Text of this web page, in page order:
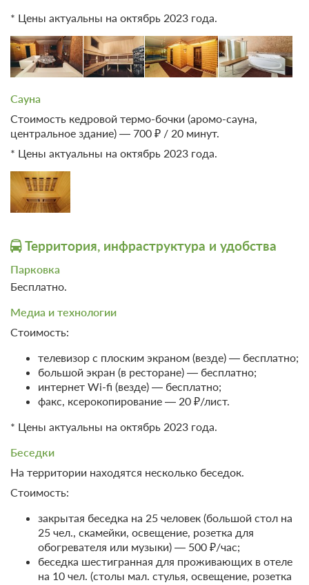
1 фото
2-местный Сьют Подробнее
Одна двуспальная кровать
Телевизор
Ванная комната в номере
Проживание без питания
3 000
9 фото
2-местный Стандарт Подробнее
Две односпальных кровати
Телевизор
* Цены актуальны на октябрь 2023 года.
Сауна
Стоимость кедровой термо-бочки (аромо-сауна,
центральное здание) — 700 ₽ / 20 минут.
* Цены актуальны на октябрь 2023 года.
Территория, инфраструктура и удобства
Парковка
Бесплатно.
Медиа и технологии
Стоимость:
телевизор с плоским экраном (везде) — бесплатно;
большой экран (в ресторане) — бесплатно;
интернет Wi-fi (везде) — бесплатно;
факс, ксерокопирование — 20 ₽/лист.
* Цены актуальны на октябрь 2023 года.
Беседки
На территории находятся несколько беседок.
Стоимость:
закрытая беседка на 25 человек (большой стол на
25 чел., скамейки, освещение, розетка для
обогревателя или музыки) — 500 ₽/час;
беседка шестигранная для проживающих в отеле
на 10 чел. (столы мал. стулья, освещение, розетка